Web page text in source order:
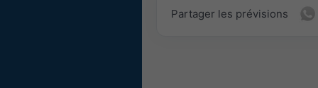
Partager les prévisions